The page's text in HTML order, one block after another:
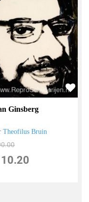
Ginsberg
Theofilus Bruin